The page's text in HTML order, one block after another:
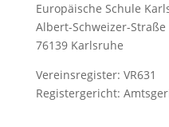
Europäische Schule
Albert-Schweizer-Straße
76139 Karlsruhe
Vereinsregister: VR631
Registergericht: